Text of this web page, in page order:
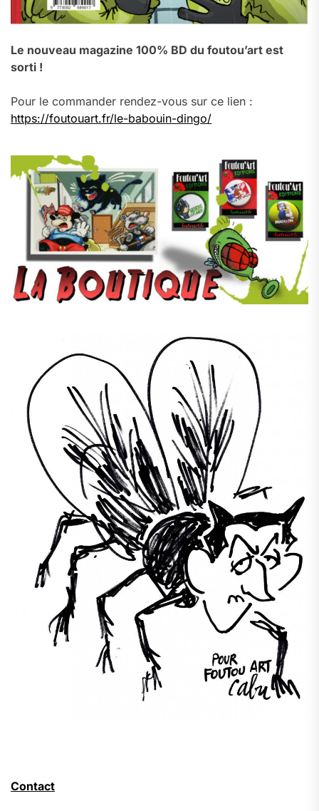
Le nouveau magazine 100% BD du foutou’art est
sorti !
Pour le commander rendez-vous sur ce lien :
https://foutouart.fr/le-babouin-dingo/
Contact